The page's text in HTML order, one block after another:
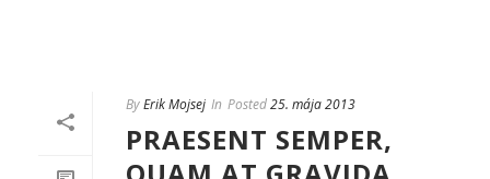
ByErik Mojsej In Posted25. mája 2013
PRAESENT SEMPER,